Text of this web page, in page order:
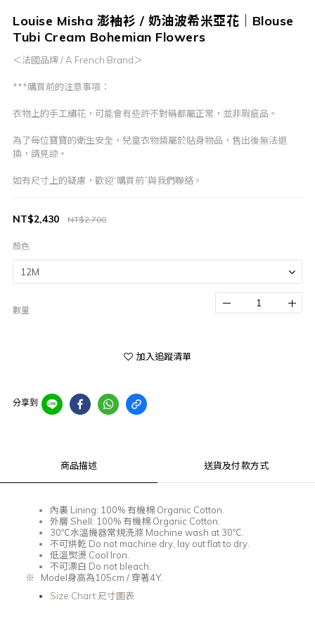
Louise Misha 澎袖衫 / 奶油波希米亞花｜Blouse
Tubi Cream Bohemian Flowers
＜法國品牌 / A French Brand＞
***購買前的注意事項：
衣物上的手工繡花，可能會有些許不對稱都屬正常，並非瑕疵品。
為了每位寶寶的衛生安全，兒童衣物類屬於貼身物品，售出後無法退
換，請見諒。
如有尺寸上的疑慮，歡迎“購買前”與我們聯絡。
NT$2,700
NT$2,430
顏色
數量
加入追蹤清單
分享到
商品描述 送貨及付款方式
內裏 Lining: 100% 有機棉 Organic Cotton.
外層 Shell: 100% 有機棉 Organic Cotton.
30℃水溫機器常規洗滌 Machine wash at 30℃.
不可烘乾 Do not machine dry, lay out flat to dry.
低溫熨燙 Cool Iron.
不可漂白 Do not bleach.
※
Model身高為105cm / 穿著4Y.
Size Chart 尺寸圖表